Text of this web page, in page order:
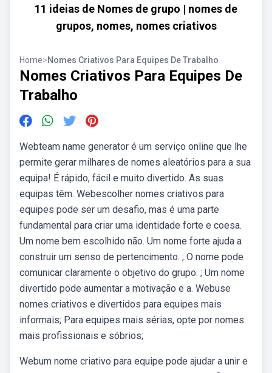
11 ideias de Nomes de grupo | nomes de
grupos, nomes, nomes criativos
Home>Nomes Criativos Para Equipes De Trabalho
Nomes Criativos Para Equipes De
Trabalho
Webteam name generator é um serviço online que lhe
permite gerar milhares de nomes aleatórios para a sua
equipa! É rápido, fácil e muito divertido. As suas
equipas têm. Webescolher nomes criativos para
equipes pode ser um desafio, mas é uma parte
fundamental para criar uma identidade forte e coesa.
Um nome bem escolhido não. Um nome forte ajuda a
construir um senso de pertencimento. ; O nome pode
comunicar claramente o objetivo do grupo. ; Um nome
divertido pode aumentar a motivação e a. Webuse
nomes criativos e divertidos para equipes mais
informais; Para equipes mais sérias, opte por nomes
mais profissionais e sóbrios;
Webum nome criativo para equipe pode ajudar a unir e